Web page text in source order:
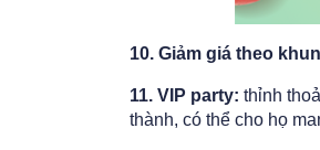
10. Giảm giá theo
11. VIP party: thỉnh
thành, có thể cho họ